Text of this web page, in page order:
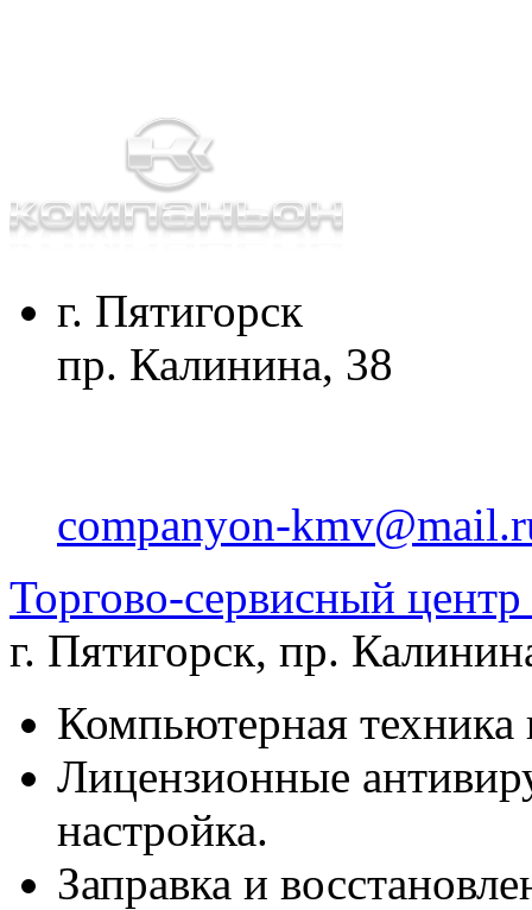
г. Пятигорск
пр. Калинина, 38
companyon-
Торгово-сервисный
г. Пятигорск, пр.
Компьютерная техника
Лицензионные
настройка.
Заправка и